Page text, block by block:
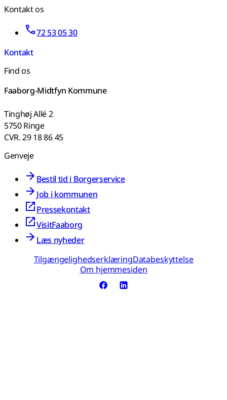
Kontakt os
72 53 05 30
Kontakt
Find os
Faaborg-Midtfyn Kommune
Tinghøj Allé 2
5750 Ringe
CVR. 29 18 86 45
Genveje
Bestil tid i Borgerservice
Job i kommunen
Pressekontakt
VisitFaaborg
Læs nyheder
TilgængelighedserklæringDatabeskyttelse
Om hjemmesiden